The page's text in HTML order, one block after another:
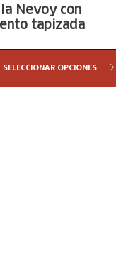
Nevoy con
tapizada
SELECCIONAR OPCIONES